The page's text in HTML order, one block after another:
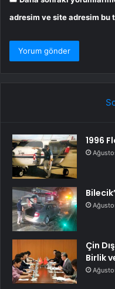
adresim ve site adresim bu
1996
Çin
Birlik